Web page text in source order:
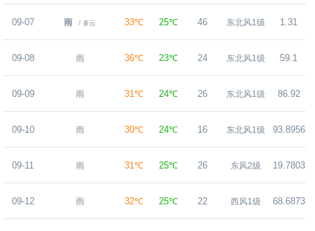
09-07 雨 / 多云 33℃ 25℃ 46 东北风1级 1.31
09-08 雨 36℃ 23℃ 24 东北风1级 59.1
09-09 雨 31℃ 24℃ 26 东北风1级 86.92
09-10 雨 30℃ 24℃ 16 东北风1级 93.8956
09-11 雨 31℃ 25℃ 26 东风2级 19.7803
09-12 雨 32℃ 25℃ 22 西风1级 68.6873